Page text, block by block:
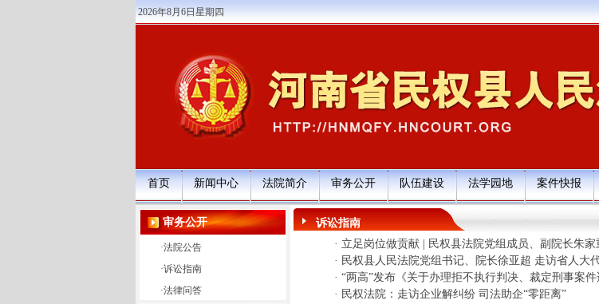
2026年8月6日星期四
首页 新闻中心 法院简介 审务公开 队伍建设 法学园地 案件快报
审务公开
·法院公告
·诉讼指南
·法律问答
诉讼指南
· 立足岗位做贡献 | 民权县法院党组成员、副院长朱
· 民权县人民法院党组书记、院长徐亚超 走访省人大
· “两高”发布《关于办理拒不执行判决、裁定刑事案件
· 民权法院：走访企业解纠纷 司法助企“零距离”